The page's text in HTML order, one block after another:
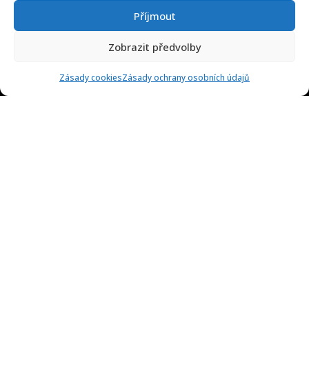
Příjmout
Zobrazit předvolby
Zásady cookiesZásady ochrany osobních údajů